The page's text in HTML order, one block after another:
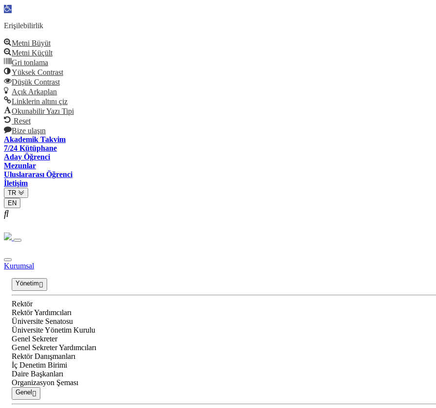
Open
Erişilebilirlik
Metni Büyüt
Metni Küçült
Gri tonlama
Yüksek Contrast
Düşük Contrast
Açık Arkaplan
Linklerin altını çiz
Okunabilir Yazı Tipi
Reset
Bize ulaşın
Akademik Takvim
7/24 Kütüphane
Aday Öğrenci
Mezunlar
Uluslararası Öğrenci
İletişim
TR
EN
Kurumsal
Yönetim
Rektör
Rektör Yardımcıları
Üniversite Senatosu
Üniversite Yönetim Kurulu
Genel Sekreter
Genel Sekreter Yardımcıları
Rektör Danışmanları
İç Denetim Birimi
Daire Başkanları
Organizasyon Şeması
Genel